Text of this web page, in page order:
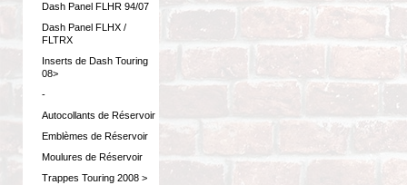
Dash Panel FLHR 94/07
Dash Panel FLHX /
FLTRX
Inserts de Dash Touring
08>
-
Autocollants de Réservoir
Emblèmes de Réservoir
Moulures de Réservoir
Trappes Touring 2008 >